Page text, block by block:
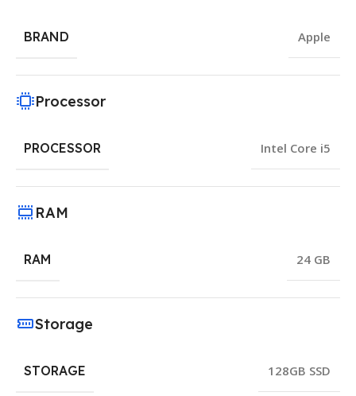
BRAND Apple
Processor
PROCESSOR Intel Core i5
RAM
RAM 24 GB
Storage
STORAGE 128GB SSD